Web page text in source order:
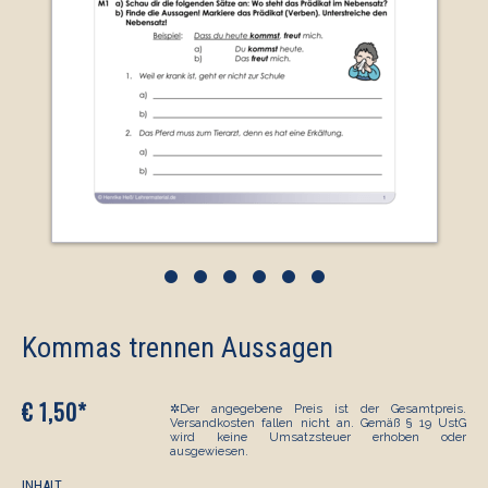
••••••
Kommas trennen Aussagen
€ 1,50*
✲Der angegebene Preis ist der Gesamtpreis.
Versandkosten fallen nicht an. Gemäß § 19 UstG
wird keine Umsatzsteuer erhoben oder
ausgewiesen.